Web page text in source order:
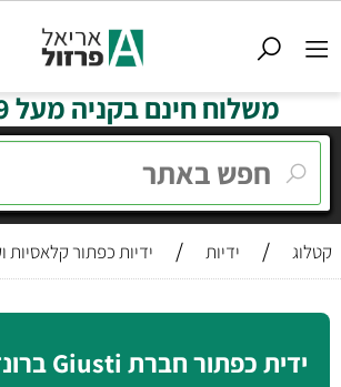
משלוח חינם בקניה מעל 399 ש"ח
קטלוג / ידיות / ידיות כפתור קלאסיות
ידית כפתור חברת Giusti ברונזה